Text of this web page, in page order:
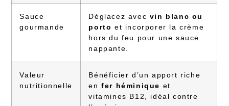
Sauce
gourmande
Déglacez avec vin blanc ou
porto et incorporer la crème
hors du feu pour une sauce
nappante.
Valeur
nutritionnelle
Bénéficier d’un apport riche
enfer héminique et
vitamines B12, idéal contre